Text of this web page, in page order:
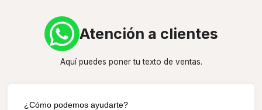
Atención a clientes
Aquí puedes poner tu texto de ventas.
¿Cómo podemos ayudarte?